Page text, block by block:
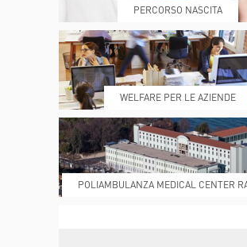
REFERTI
DONA ORA
PERCORSO NASCITA
WELFARE PER LE AZIENDE
POLIAMBULANZA MEDICAL CENTER